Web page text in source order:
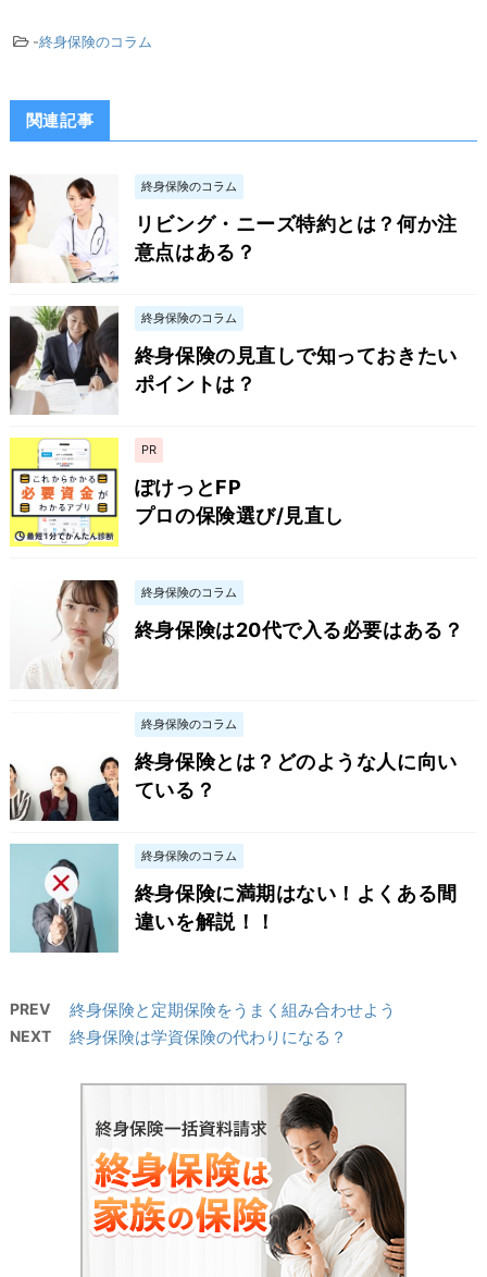
-終身保険のコラム
関連記事
終身保険のコラム
リビング・ニーズ特約とは？何か注
意点はある？
終身保険のコラム
終身保険の見直しで知っておきたい
ポイントは？
PR
ぽけっとFP
プロの保険選び/見直し
終身保険のコラム
終身保険は20代で入る必要はある？
終身保険のコラム
終身保険とは？どのような人に向い
ている？
終身保険のコラム
終身保険に満期はない！よくある間
違いを解説！！
PREV 終身保険と定期保険をうまく組み合わせよう
NEXT 終身保険は学資保険の代わりになる？